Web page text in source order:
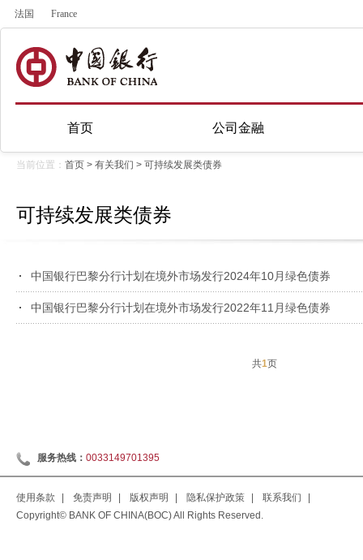
法国 France
首页 公司金融
当前位置： 首页 > 有关我们 > 可持续发展类债券
可持续发展类债券
中国银行巴黎分行计划在境外市场发行2024年10月绿色债券
中国银行巴黎分行计划在境外市场发行2022年11月绿色债券
共1页
服务热线： 0033149701395
使用条款 免责声明 版权声明 隐私保护政策 联系我们
Copyright© BANK OF CHINA(BOC) All Rights Reserved.